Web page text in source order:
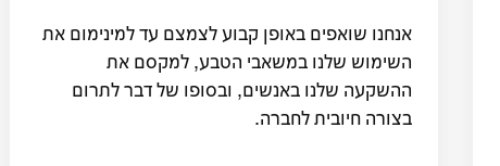
אנחנו שואפים באופן קבוע לצמצם עד למינימום את
השימוש שלנו במשאבי הטבע, למקסם את
ההשקעה שלנו באנשים, ובסופו של דבר לתרום
בצורה חיובית לחברה.